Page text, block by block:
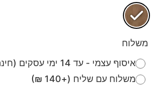
משלוח
איסוף עצמי - עד 14 ימי עסקים (חינם)
משלוח עם שליח (+140 ₪)